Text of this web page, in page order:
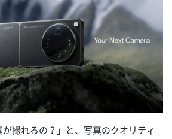
が撮れるの？」と、写真のクオリティ